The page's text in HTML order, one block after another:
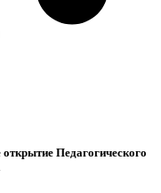
открытие Педагогического